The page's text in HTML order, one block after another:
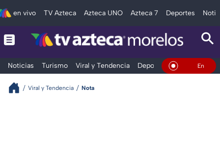
en vivo TV Azteca Azteca UNO Azteca 7 Deportes
Noticias Turismo Viral y Tendencia Deportes Espectáculos
En Vivo
Viral y Tendencia Nota